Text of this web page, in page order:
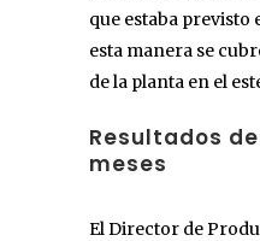
que estaba previsto
esta manera se
de la planta en el
Resultados
meses
El Director de